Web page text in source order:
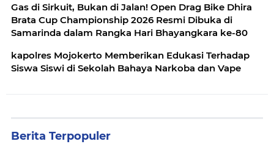
Gas di Sirkuit, Bukan di Jalan! Open Drag Bike Dhira
Brata Cup Championship 2026 Resmi Dibuka di
Samarinda dalam Rangka Hari Bhayangkara ke-80
kapolres Mojokerto Memberikan Edukasi Terhadap
Siswa Siswi di Sekolah Bahaya Narkoba dan Vape
Berita Terpopuler